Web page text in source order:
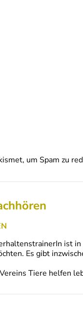
um Spam zu
ist
Es gibt
Tiere helfen